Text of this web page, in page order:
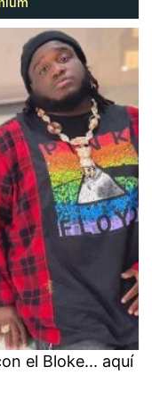
el Bloke... aquí